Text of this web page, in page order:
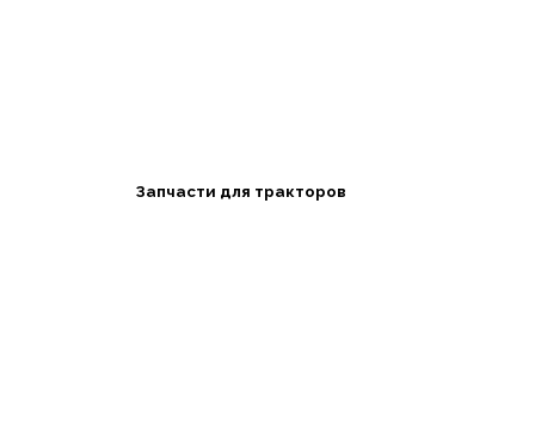
Запчасти для тракторов